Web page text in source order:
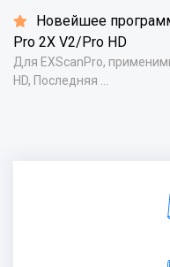
Новейшее
Pro 2X V2/Pro HD
Для EXScanPro,
HD, Последняя ...